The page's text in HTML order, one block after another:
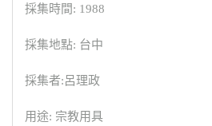
採集時間: 1988
採集地點: 台中
採集者:呂理政
用途: 宗教用具